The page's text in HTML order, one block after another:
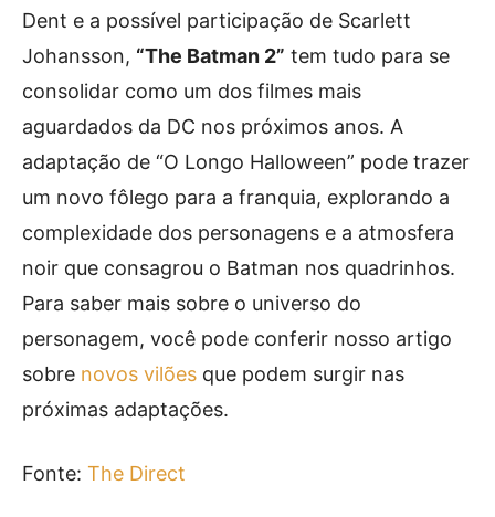
Dent e a possível participação de Scarlett
Johansson, “The Batman 2” tem tudo para se
consolidar como um dos filmes mais
aguardados da DC nos próximos anos. A
adaptação de “O Longo Halloween” pode trazer
um novo fôlego para a franquia, explorando a
complexidade dos personagens e a atmosfera
noir que consagrou o Batman nos quadrinhos.
Para saber mais sobre o universo do
personagem, você pode conferir nosso artigo
sobre novos vilões que podem surgir nas
próximas adaptações.
Fonte: The Direct